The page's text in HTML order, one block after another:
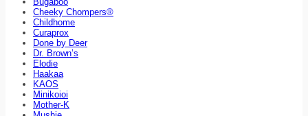
Cheeky Chompers®
Childhome
Curaprox
Done by Deer
Dr. Brown’s
Elodie
Haakaa
KAOS
Minikoioi
Mother-K